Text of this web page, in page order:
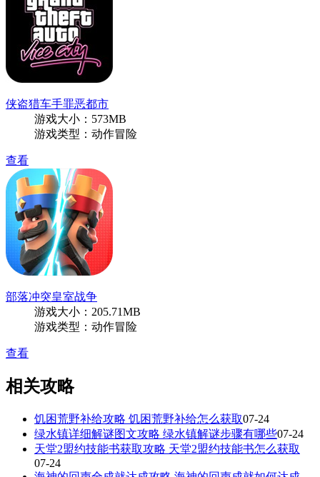
侠盗猎车手罪恶都市
游戏大小：573MB
游戏类型：动作冒险
查看
部落冲突皇室战争
游戏大小：205.71MB
游戏类型：动作冒险
查看
相关攻略
饥困荒野补给攻略 饥困荒野补给怎么获取07-24
绿水镇详细解谜图文攻略 绿水镇解谜步骤有哪些07-24
天堂2盟约技能书获取攻略 天堂2盟约技能书怎么获取
07-24